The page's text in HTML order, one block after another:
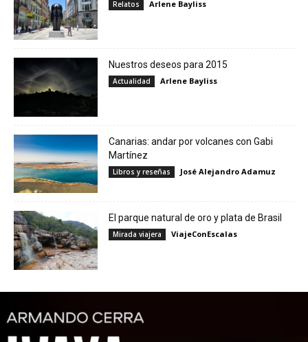
Relatos Arlene Bayliss
Nuestros deseos para 2015
Actualidad Arlene Bayliss
Canarias: andar por volcanes con Gabi
Martínez
Libros y reseñas José Alejandro Adamuz
El parque natural de oro y plata de Brasil
Mirada viajera ViajeConEscalas